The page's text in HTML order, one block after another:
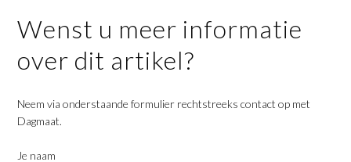
Wenst u meer informatie
over dit artikel?
Neem via onderstaande formulier rechtstreeks contact op met
Dagmaat.
Je naam